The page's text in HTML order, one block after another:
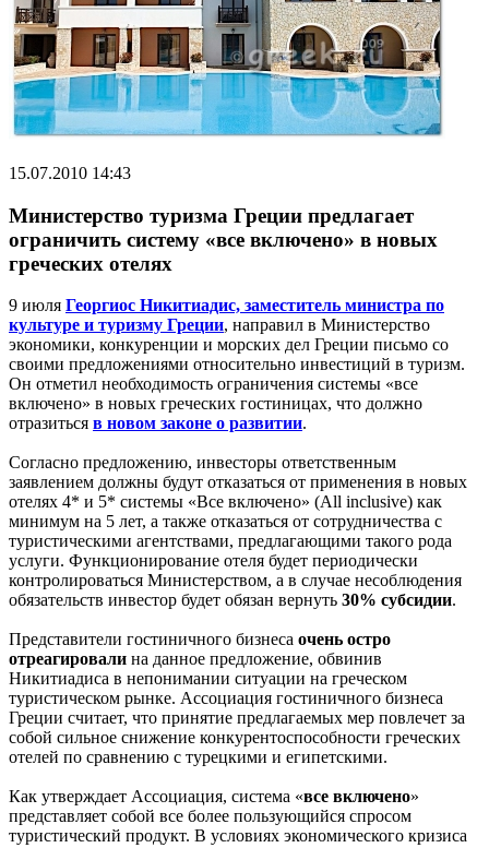
15.07.2010 14:43
Министерство туризма Греции предлагает
ограничить систему «все включено» в новых
греческих отелях
9 июля Георгиос Никитиадис, заместитель министра по
культуре и туризму Греции, направил в Министерство
экономики, конкуренции и морских дел Греции письмо со
своими предложениями относительно инвестиций в туризм.
Он отметил необходимость ограничения системы «все
включено» в новых греческих гостиницах, что должно
отразиться в новом законе о развитии.
Согласно предложению, инвесторы ответственным
заявлением должны будут отказаться от применения в новых
отелях 4* и 5* системы «Все включено» (All inclusive) как
минимум на 5 лет, а также отказаться от сотрудничества с
туристическими агентствами, предлагающими такого рода
услуги. Функционирование отеля будет периодически
контролироваться Министерством, а в случае несоблюдения
обязательств инвестор будет обязан вернуть 30% субсидии.
Представители гостиничного бизнеса очень остро
отреагировали на данное предложение, обвинив
Никитиадиса в непонимании ситуации на греческом
туристическом рынке. Ассоциация гостиничного бизнеса
Греции считает, что принятие предлагаемых мер повлечет за
собой сильное снижение конкурентоспособности греческих
отелей по сравнению с турецкими и египетскими.
Как утверждает Ассоциация, система «все включено»
представляет собой все более пользующийся спросом
туристический продукт. В условиях экономического кризиса